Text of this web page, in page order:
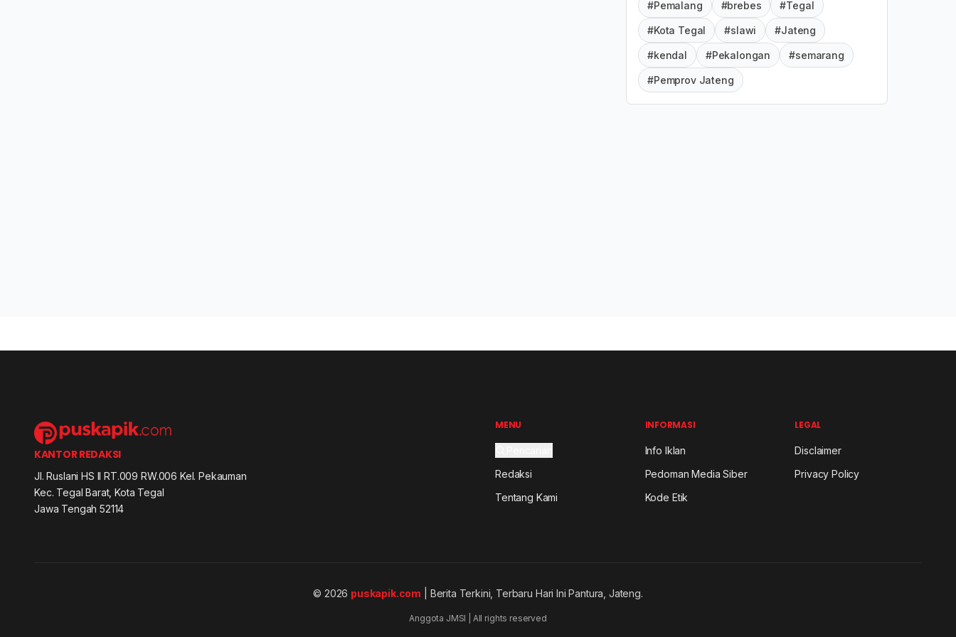
#Pemalang #brebes #Tegal
#Kota Tegal #slawi #Jateng
#kendal #Pekalongan #semarang
#Pemprov Jateng
KANTOR REDAKSI
Jl. Ruslani HS II RT.009 RW.006 Kel. Pekauman
Kec. Tegal Barat, Kota Tegal
Jawa Tengah 52114
MENU
Redaksi
Tentang Kami
INFORMASI
Info Iklan
Pedoman Media Siber
Kode Etik
LEGAL
Disclaimer
Privacy Policy
© 2026 puskapik.com | Berita Terkini, Terbaru Hari Ini Pantura, Jateng.
Anggota JMSI | All rights reserved